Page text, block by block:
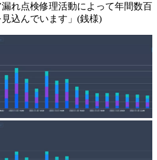
れ点検修理活動によって年間数百
込んでいます」(銭様)